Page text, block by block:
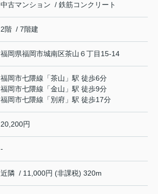
中古マンション / 鉄筋コンクリート
2階 / 7階建
福岡県福岡市城南区茶山 ６丁目15-14
福岡市七隈線 「茶山 」駅 徒歩6分
福岡市七隈線 「金山 」駅 徒歩9分
福岡市七隈線 「別府 」駅 徒歩17分
20,200円
-
近隣 / 11,000円 (非課税) 320m